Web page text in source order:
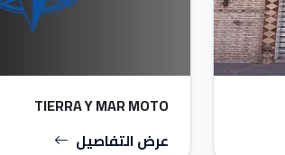
TIERRA Y MAR MOTO
عرض التفاصيل